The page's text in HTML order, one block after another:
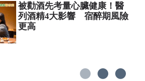
被勸酒先考量心臟健康！醫
列酒精4大影響 宿醉期風險
更高